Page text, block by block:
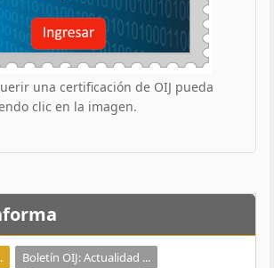
una certificación de OIJ pueda
clic en la imagen.
Boletín OIJ: Actualidad ...